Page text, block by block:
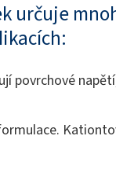
určuje
povrchové